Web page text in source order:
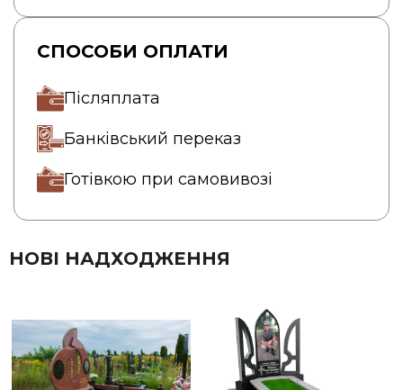
СПОСОБИ ОПЛАТИ
Післяплата
Банківський переказ
Готівкою при самовивозі
НОВІ НАДХОДЖЕННЯ